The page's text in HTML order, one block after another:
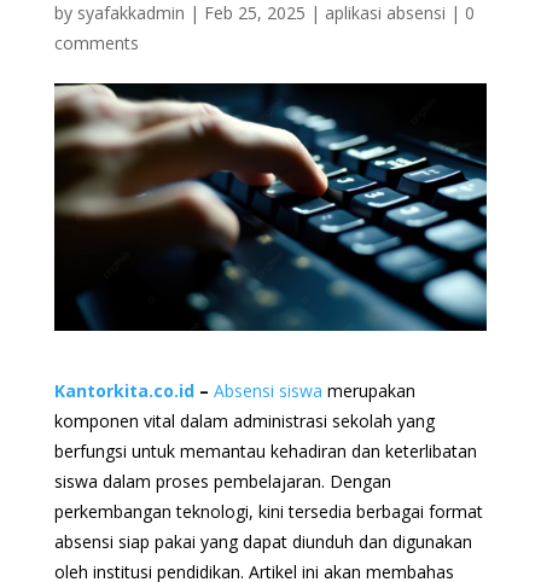
by syafakkadmin | Feb 25, 2025 | aplikasi absensi | 0
comments
Kantorkita.co.id – Absensi siswa merupakan
komponen vital dalam administrasi sekolah yang
berfungsi untuk memantau kehadiran dan keterlibatan
siswa dalam proses pembelajaran. Dengan
perkembangan teknologi, kini tersedia berbagai format
absensi siap pakai yang dapat diunduh dan digunakan
oleh institusi pendidikan. Artikel ini akan membahas